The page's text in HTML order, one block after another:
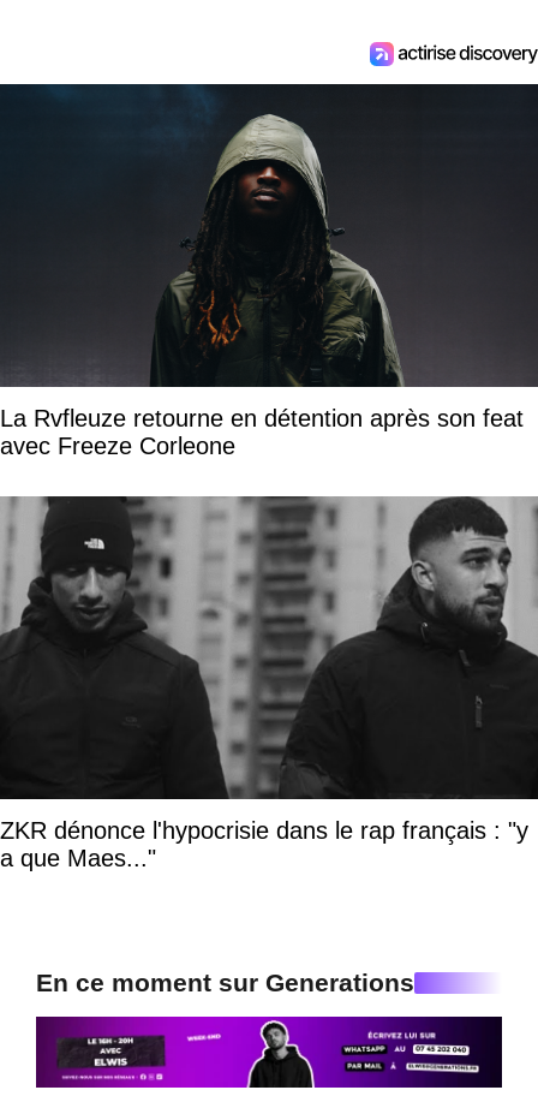
La Rvfleuze retourne en détention après son feat
avec Freeze Corleone
ZKR dénonce l'hypocrisie dans le rap français : "y
a que Maes..."
En ce moment sur Generations